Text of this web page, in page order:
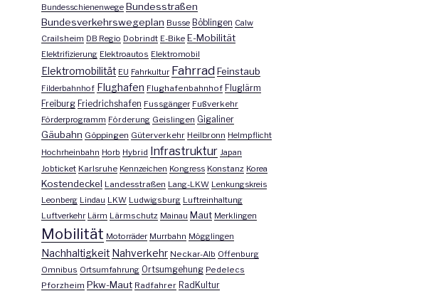
Bundesschienenwege Bundesstraßen
Bundesverkehrswegeplan Busse Böblingen Calw
Crailsheim DB Regio Dobrindt E-Bike E-Mobilität
Elektrifizierung Elektroautos Elektromobil
Elektromobilität EU Fahrkultur Fahrrad Feinstaub
Filderbahnhof Flughafen Flughafenbahnhof Fluglärm
Freiburg Friedrichshafen Fussgänger Fußverkehr
Förderprogramm Förderung Geislingen Gigaliner
Gäubahn Göppingen Güterverkehr Heilbronn Helmpflicht
Hochrheinbahn Horb Hybrid Infrastruktur Japan
Jobticket Karlsruhe Kennzeichen Kongress Konstanz Korea
Kostendeckel Landesstraßen Lang-LKW Lenkungskreis
Leonberg Lindau LKW Ludwigsburg Luftreinhaltung
Luftverkehr Lärm Lärmschutz Mainau Maut Merklingen
Mobilität Motorräder Murrbahn Mögglingen
Nachhaltigkeit Nahverkehr Neckar-Alb Offenburg
Omnibus Ortsumfahrung Ortsumgehung Pedelecs
Pforzheim Pkw-Maut Radfahrer RadKultur